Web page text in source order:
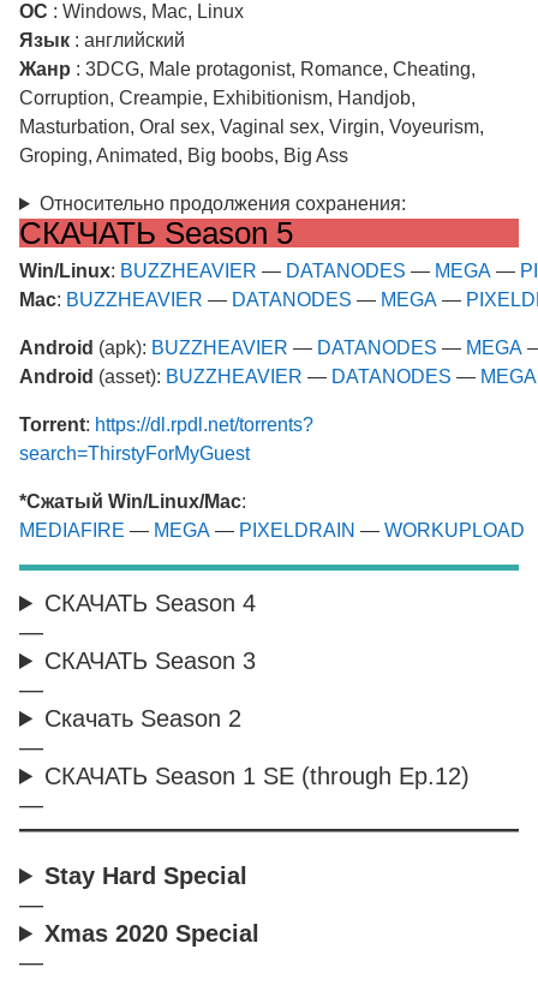
ОС : Windows, Mac, Linux
Язык : английский
Жанр : 3DCG, Male protagonist, Romance, Cheating,
Corruption, Creampie, Exhibitionism, Handjob,
Masturbation, Oral sex, Vaginal sex, Virgin, Voyeurism,
Groping, Animated, Big boobs, Big Ass
Относительно продолжения сохранения:
СКАЧАТЬ Season 5
Win/Linux: BUZZHEAVIER — DATANODES — MEGA —
Mac: BUZZHEAVIER — DATANODES — MEGA —
Android (apk): BUZZHEAVIER — DATANODES — MEGA
Android (asset): BUZZHEAVIER — DATANODES — MEGA
Torrent: https://dl.rpdl.net/torrents?
search=ThirstyForMyGuest
*Сжатый Win/Linux/Mac:
MEDIAFIRE — MEGA — PIXELDRAIN — WORKUPLOAD
СКАЧАТЬ Season 4
—
СКАЧАТЬ Season 3
—
Скачать Season 2
—
СКАЧАТЬ Season 1 SE (through Ep.12)
—
Stay Hard Special
—
Xmas 2020 Special
—